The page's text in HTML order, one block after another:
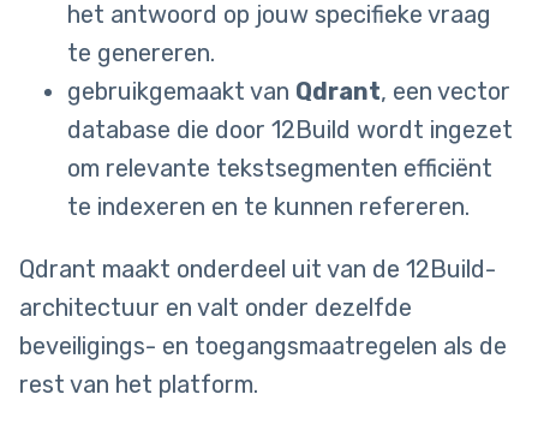
het antwoord op jouw specifieke vraag
te genereren.
gebruikgemaakt van Qdrant, een vector
database die door 12Build wordt ingezet
om relevante tekstsegmenten efficiënt
te indexeren en te kunnen refereren.
Qdrant maakt onderdeel uit van de 12Build-
architectuur en valt onder dezelfde
beveiligings- en toegangsmaatregelen als de
rest van het platform.